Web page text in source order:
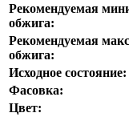
Рекомендуемая
обжига:
Рекомендуемая
обжига:
Исходное состояние:
Фасовка:
Цвет: